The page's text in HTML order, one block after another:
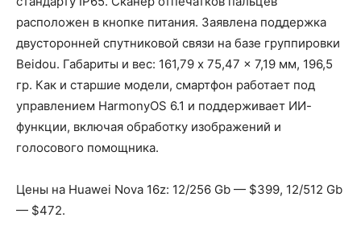
расположен в кнопке питания. Заявлена поддержка
двусторонней спутниковой связи на базе группировки
Beidou. Габариты и вес: 161,79 x 75,47 x 7,19 мм, 196,5
гр. Как и старшие модели, смартфон работает под
управлением HarmonyOS 6.1 и поддерживает ИИ-
функции, включая обработку изображений и
голосового помощника.
Цены на Huawei Nova 16z: 12/256 Gb — $399, 12/512 Gb
— $472.